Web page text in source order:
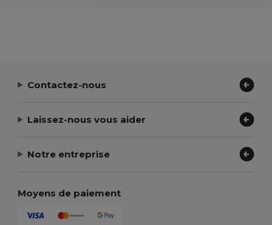
Contactez-nous
Laissez-nous vous aider
Notre entreprise
Moyens de paiement